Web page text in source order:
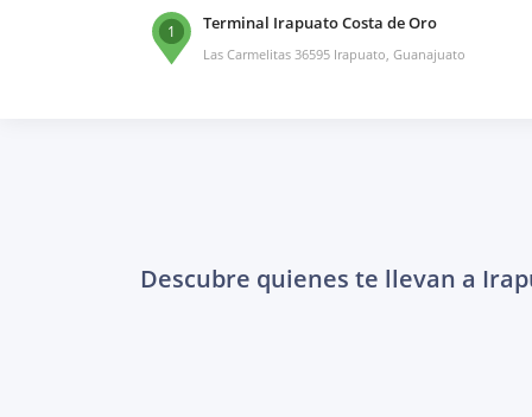
1 Terminal Irapuato Costa de Oro
Las Carmelitas 36595 Irapuato, Guanajuato
Descubre quienes te llevan a